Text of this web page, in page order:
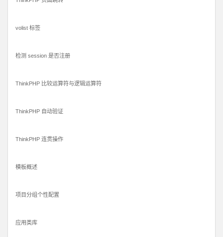
volist 标签
检测 session 是否注册
ThinkPHP 比较运算符与逻辑运算符
ThinkPHP 自动验证
ThinkPHP 连贯操作
模板概述
项目分组个性配置
应用类库